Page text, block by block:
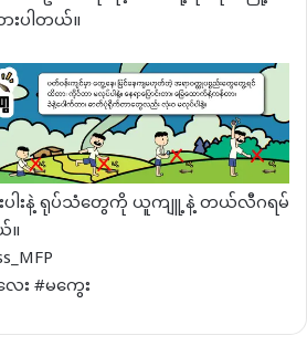
းပါတယ်။
းပါးနဲ့ ရုပ်သံတွေကို ယူကျူ့နဲ့ တယ်လီဂရမ်
။
း #မကွေး